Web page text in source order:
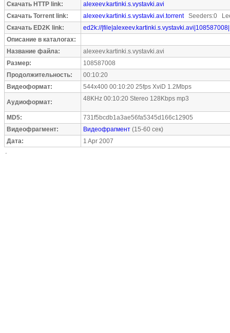
Скачать HTTP link:
alexeev.kartinki.s.vystavki.avi
Скачать Torrent link:
alexeev.kartinki.s.vystavki.avi.torrentSeeders:0
Скачать ED2K link:
ed2k://|file|alexeev.kartinki.s.vystavki.avi|108587008|
Описание в каталогах:
Название файла:
alexeev.kartinki.s.vystavki.avi
Размер:
108587008
Продолжительность:
00:10:20
Видеоформат:
544x400 00:10:20 25fps XviD 1.2Mbps
Аудиоформат: 48KHz 00:10:20 Stereo 128Kbps mp3
MD5:
731f5bcdb1a3ae56fa5345d166c12905
Видеофрагмент:
Видеофрагмент (15-60 сек)
Дата:
1 Apr 2007